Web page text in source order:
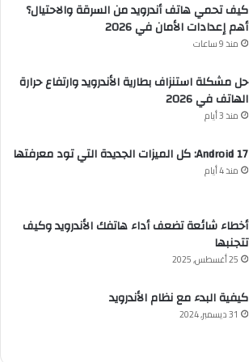
كيف تحمي هاتف أندرويد من السرقة والاحتيال؟
أهم إعدادات الأمان في 2026
منذ 9 ساعات
حل مشكلة استنزاف بطارية الأندرويد وارتفاع حرارة
الهاتف في 2026
منذ 3 أيام
Android 17: كل الميزات الجديدة التي تود معرفتها
منذ 4 أيام
أخطاء شائعة تضعف أداء هاتفك الأندرويد وكيف
تتجنبها
25 أغسطس, 2025
كيفية البدء مع نظام الأندرويد
31 ديسمبر, 2024